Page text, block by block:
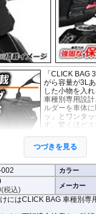
「CLICK BAG
がら容量が3L
した小物を入
車種別専用設
ルダーを車体
ッ」とワンタ
す。驚くほど
現。
撥水加工が施
地を採用。
が空の状態でも型崩れせず
ッパーを装備しており、高
するものではありません)
つづきを見る
カラー
(税込) メーカー
にはCLICK BAG 車種別専